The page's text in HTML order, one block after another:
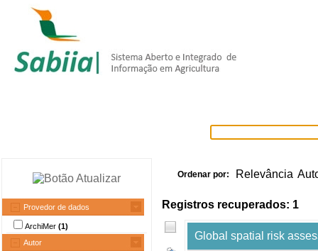
Provedor de dados
ArchiMer (1)
Autor
Ordenar por: Relevância
Registros recuperados: 1
Global spatial risk